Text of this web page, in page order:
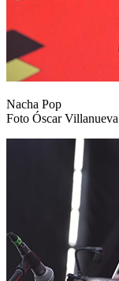
Nacha Pop
Foto Óscar Villanueva